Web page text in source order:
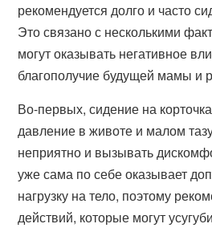
рекомендуется долго и часто
Это связано с несколькими
могут оказывать негативное
благополучие будущей мамы и
Во-первых, сидение на
давление в животе и малом
неприятно и вызывать
уже сама по себе оказывает
нагрузку на тело, поэтому
действий, которые могут